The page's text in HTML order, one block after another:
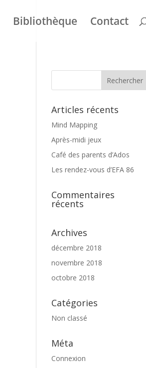
Bibliothèque Contact
Articles récents
Mind Mapping
Après-midi jeux
Café des parents d’Ados
Les rendez-vous d’EFA 86
Commentaires
récents
Archives
décembre 2018
novembre 2018
octobre 2018
Catégories
Non classé
Méta
Connexion